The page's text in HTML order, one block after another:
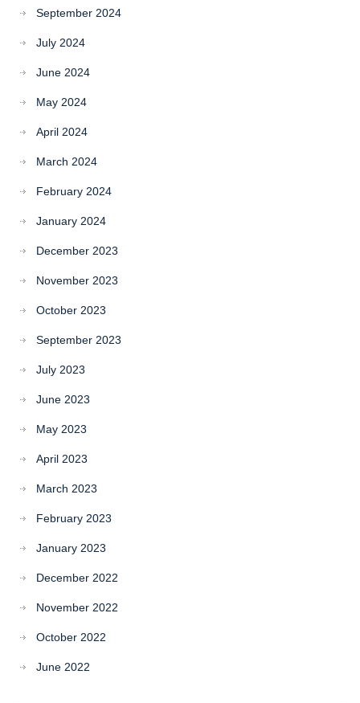
September 2024
July 2024
June 2024
May 2024
April 2024
March 2024
February 2024
January 2024
December 2023
November 2023
October 2023
September 2023
July 2023
June 2023
May 2023
April 2023
March 2023
February 2023
January 2023
December 2022
November 2022
October 2022
June 2022